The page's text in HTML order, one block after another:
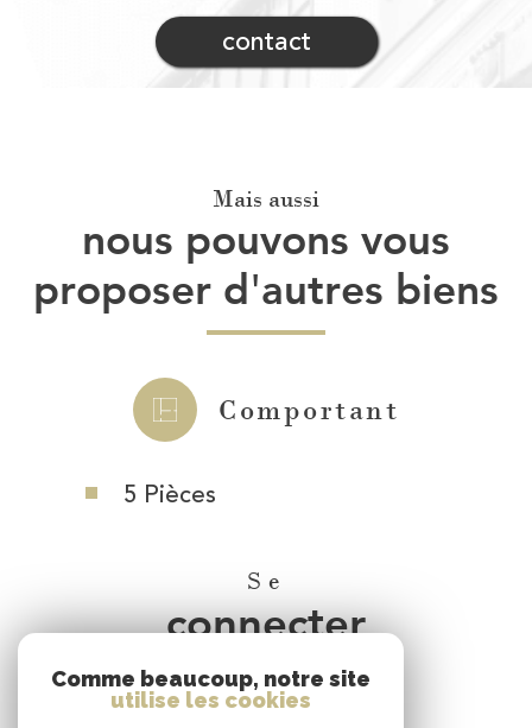
contact
Mais aussi
nous pouvons vous
proposer d'autres biens
Comportant
5 Pièces
Se
connecter
espace propriétaire
Comme beaucoup, notre site
utilise les cookies